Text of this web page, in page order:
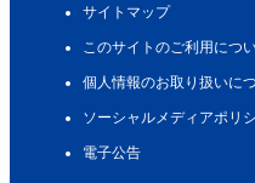
サイトマップ
このサイトのご利用につ
個人情報のお取り扱いに
ソーシャルメディアポリ
電子公告